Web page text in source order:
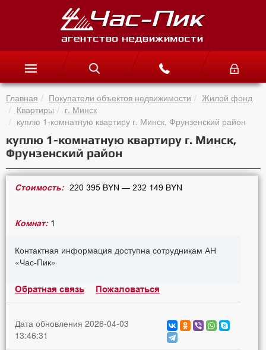
Главная Покупатели объектов недвижимости
Жилой фонд
Квартиры
г. Минск
куплю 1-комнатную квартиру г. Минск, Фрунзенский район
куплю 1-комнатную квартиру г. Минск,
Фрунзенский район
Стоимость: 220 395 BYN — 232 149 BYN
Комнат: 1
Контактная информация доступна сотрудникам АН
«Час-Пик»
Обратная связь Пожаловаться
Дата обновления 2026-04-03
13:46:31